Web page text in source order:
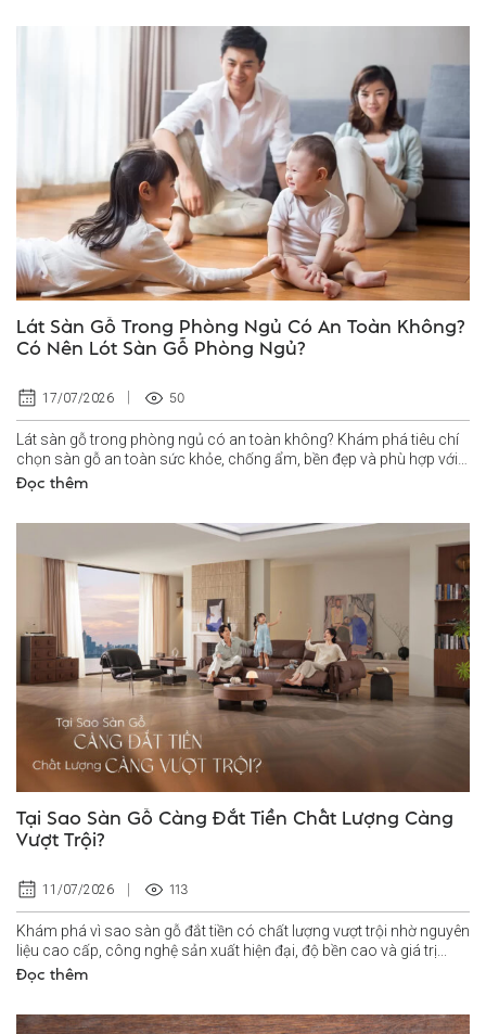
Lát Sàn Gỗ Trong Phòng Ngủ Có An Toàn Không?
Có Nên Lót Sàn Gỗ Phòng Ngủ?
17/07/2026 50
Lát sàn gỗ trong phòng ngủ có an toàn không? Khám phá tiêu chí
chọn sàn gỗ an toàn sức khỏe, chống ẩm, bền đẹp và phù hợp với
không...
Đọc thêm
Tại Sao Sàn Gỗ Càng Đắt Tiền Chất Lượng Càng
Vượt Trội?
11/07/2026 113
Khám phá vì sao sàn gỗ đắt tiền có chất lượng vượt trội nhờ nguyên
liệu cao cấp, công nghệ sản xuất hiện đại, độ bền cao và giá trị...
Đọc thêm